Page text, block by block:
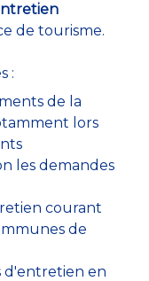
de tourisme.
:
de la
lors
les demandes
courant
de
d'entretien en